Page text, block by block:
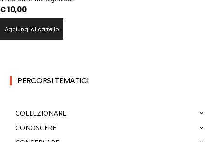
€10,00
Aggiungi al carrello
PERCORSI TEMATICI
COLLEZIONARE
CONOSCERE